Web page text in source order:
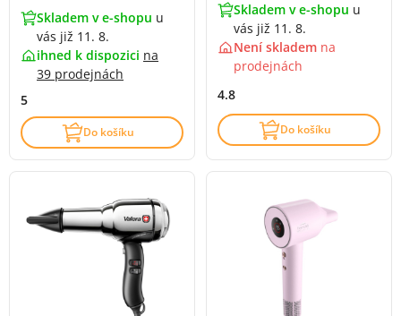
Skladem v e-shopu u
vás již 11. 8.
ihned k dispozici na
39 prodejnách
5
Do košíku
Skladem v e-shopu u
vás již 11. 8.
Není skladem na
prodejnách
4.8
Do košíku